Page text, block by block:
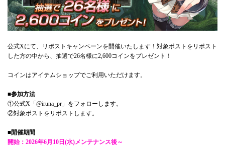
公式Xにて、リポストキャンペーンを開催いたします！対象ポストをリポスト
した方の中から、抽選で26名様に2,600コインをプレゼント！
コインはアイテムショップでご利用いただけます。
■参加方法
①公式X「@iruna_pr」をフォローします。
②対象ポストをリポストします。
■開催期間
開始：2026年6月10日(水)メンテナンス後～